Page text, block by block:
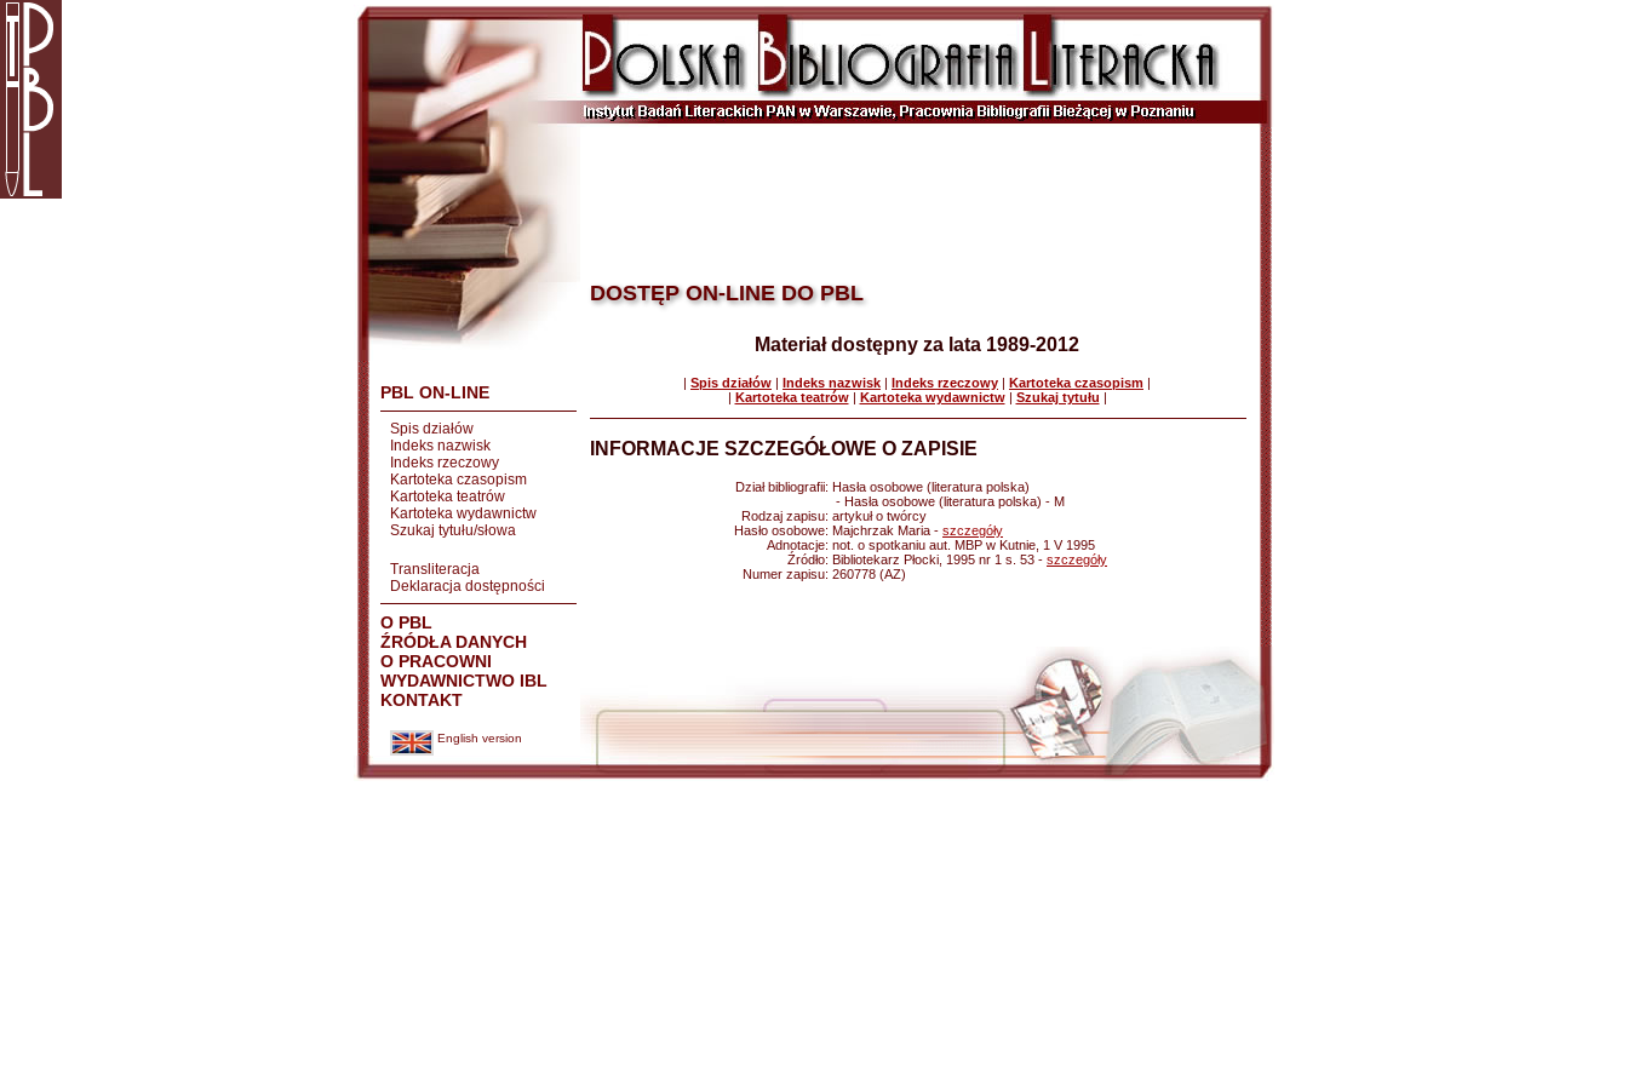
PBL ON-LINE
Spis działów
Indeks nazwisk
Indeks rzeczowy
Kartoteka czasopism
Kartoteka teatrów
Kartoteka wydawnictw
Szukaj tytułu/słowa
Transliteracja
Deklaracja dostępności
O PBL
ŹRÓDŁA DANYCH
O PRACOWNI
WYDAWNICTWO IBL
KONTAKT
English version
DOSTĘP ON-LINE DO PBL
Materiał dostępny za lata 1989-2012
| Spis działów | Indeks nazwisk | Indeks rzeczowy | Kartoteka czasopism |
| Kartoteka teatrów| Kartoteka wydawnictw| Szukaj tytułu |
INFORMACJE SZCZEGÓŁOWE O ZAPISIE
Dział bibliografii: Hasła osobowe (literatura polska)
- Hasła osobowe (literatura polska) - M
Rodzaj zapisu: artykuł o twórcy
Hasło osobowe: Majchrzak Maria - szczegóły
Adnotacje: not. o spotkaniu aut. MBP w Kutnie, 1 V 1995
Źródło: Bibliotekarz Płocki, 1995 nr 1 s. 53 - szczegóły
Numer zapisu: 260778 (AZ)